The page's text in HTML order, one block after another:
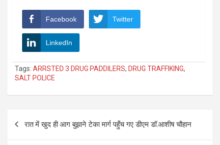
Facebook Twitter
LinkedIn
Tags: ARRSTED 3 DRUG PADDILERS, DRUG TRAFFIKING,
SALT POLICE
navigation
रात में खुद ही आग बुझाने टेका मार्ग पहुँच गए डीएम डॉ.आशीष चौहान